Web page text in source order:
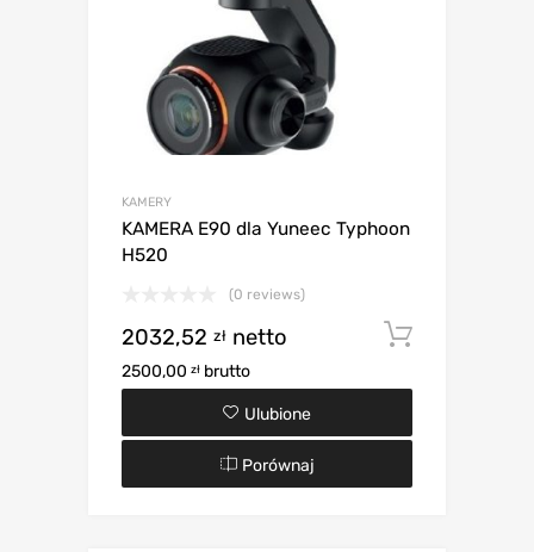
KAMERY
KAMERA E90 dla Yuneec Typhoon
H520
(0 reviews)
2032,52 zł netto
2500,00 zł brutto
Ulubione
Porównaj